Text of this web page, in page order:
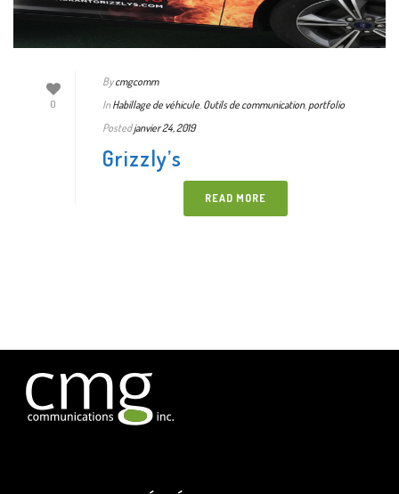
0
By cmgcomm
In Habillage de véhicule Outils de communication, portfolio
Posted janvier 24, 2019
Grizzly’s
READ MORE